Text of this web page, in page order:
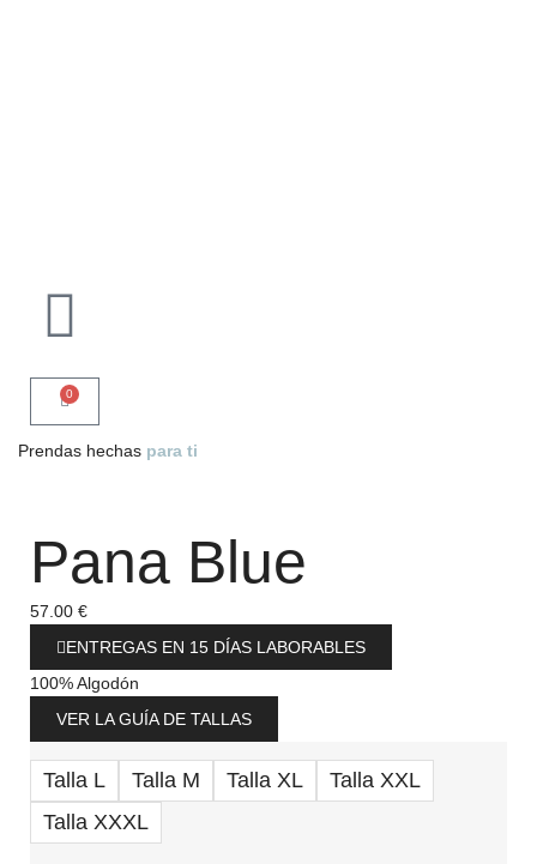
0
Prendas hechas para ti
Pana Blue
57.00 €
ENTREGAS EN 15 DÍAS LABORABLES
100% Algodón
VER LA GUÍA DE TALLAS
Talla L Talla M Talla XL
Talla XXL
Talla XXXL